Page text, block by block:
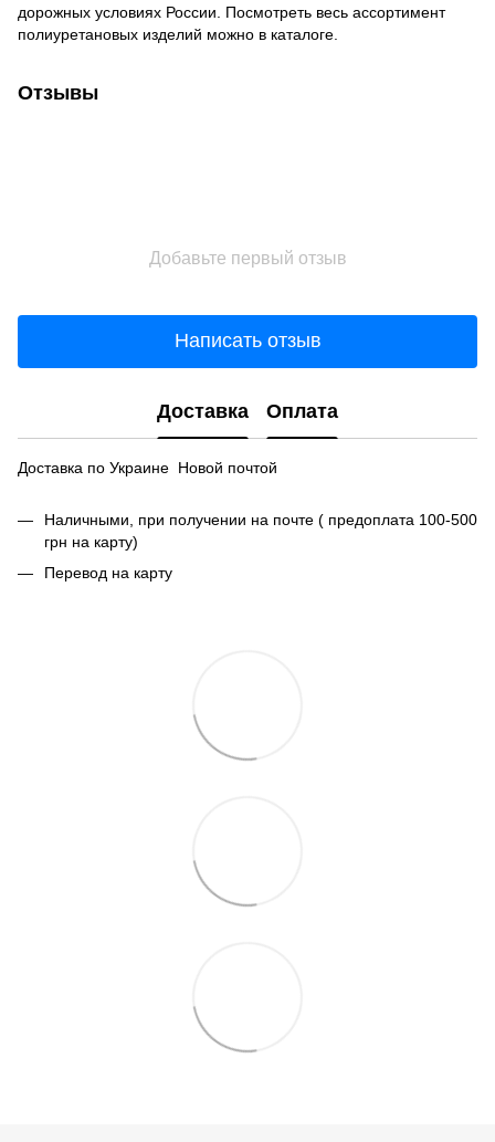
дорожных условиях России. Посмотреть весь ассортимент
полиуретановых изделий можно в каталоге.
Отзывы
Добавьте первый отзыв
Написать отзыв
Доставка Оплата
Доставка по Украине Новой почтой
Наличными, при получении на почте ( предоплата 100-500
грн на карту)
Перевод на карту